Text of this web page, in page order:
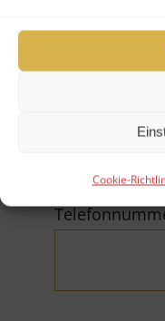
Cookie-
E-Mail